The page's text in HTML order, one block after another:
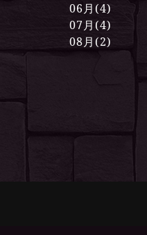
06月(4)
07月(4)
08月(2)